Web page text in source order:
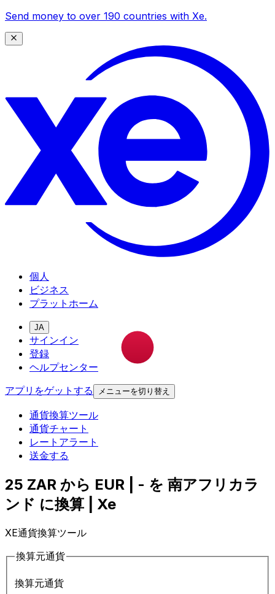
Send money to over 190 countries with Xe.
個人
ビジネス
プラットホーム
JA
サインイン
登録
ヘルプセンター
アプリをゲットする
メニューを切り替え
通貨換算ツール
通貨チャート
レートアラート
送金する
25 ZAR から EUR | - を 南アフリカラ
ンド に換算 | Xe
XE通貨換算ツール
換算元通貨
換算元通貨